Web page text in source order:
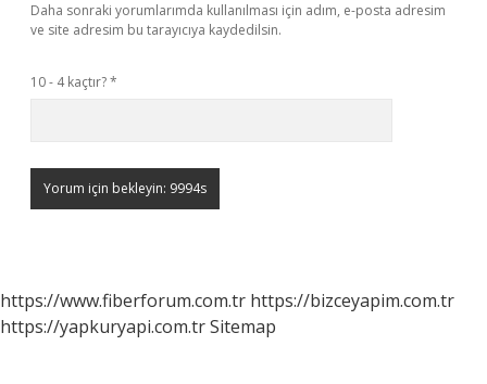
Daha sonraki yorumlarımda kullanılması için adım, e-posta adresim
ve site adresim bu tarayıcıya kaydedilsin.
10 - 4 kaçtır?*
https://www.fiberforum.com.tr https://bizceyapim.com.tr
https://yapkuryapi.com.trSitemap